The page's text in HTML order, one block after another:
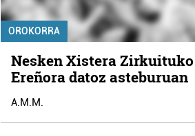
OROKORRA
Nesken Xistera
Ereñora datoz asteburuan
A.M.M.